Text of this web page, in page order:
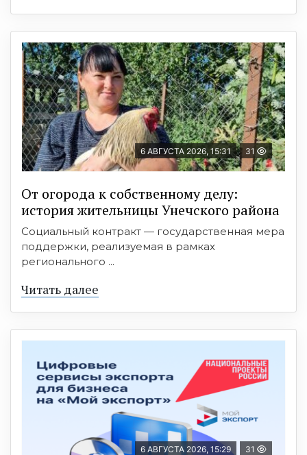
6 АВГУСТА 2026, 15:31 31
От огорода к собственному делу:
история жительницы Унечского района
Социальный контракт — государственная мера
поддержки, реализуемая в рамках
регионального ...
Читать далее
6 АВГУСТА 2026, 15:29 31